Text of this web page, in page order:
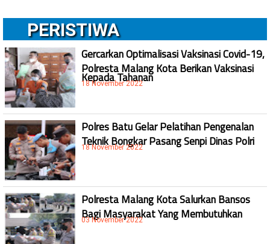
PERISTIWA
Gercarkan Optimalisasi Vaksinasi Covid-19,
Polresta Malang Kota Berikan Vaksinasi
Kepada Tahanan
18 November 2022
Polres Batu Gelar Pelatihan Pengenalan
Teknik Bongkar Pasang Senpi Dinas Polri
18 November 2022
Polresta Malang Kota Salurkan Bansos
Bagi Masyarakat Yang Membutuhkan
03 November 2022